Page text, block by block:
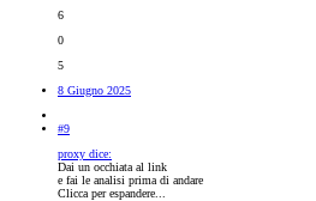
6
0
5
8 Giugno 2025
#9
proxy dice:
Dai un occhiata al link
e fai le analisi prima di andare
Clicca per espandere...